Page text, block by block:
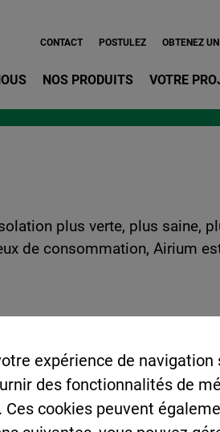
CONTACT POSTULEZ OBTENEZ
NOS PRODUITS VOTRE
plus verte, plus saine,
de consommation, Airium
expérience de navigation
des fonctionnalités de
cookies peuvent